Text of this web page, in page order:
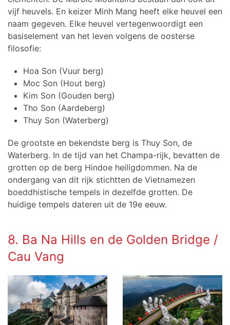
vijf heuvels. En keizer Minh Mang heeft elke heuvel een
naam gegeven. Elke heuvel vertegenwoordigt een
basiselement van het leven volgens de oosterse
filosofie:
Hoa Son (Vuur berg)
Moc Son (Hout berg)
Kim Son (Gouden berg)
Tho Son (Aardeberg)
Thuy Son (Waterberg)
De grootste en bekendste berg is Thuy Son, de
Waterberg. In de tijd van het Champa-rijk, bevatten de
grotten op de berg Hindoe heiligdommen. Na de
ondergang van dit rijk stichtten de Vietnamezen
boeddhistische tempels in dezelfde grotten. De
huidige tempels dateren uit de 19e eeuw.
8. Ba Na Hills en de Golden Bridge /
Cau Vang